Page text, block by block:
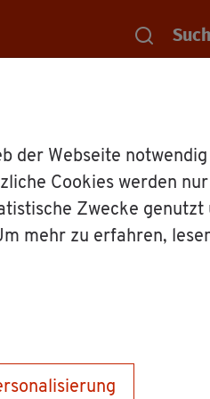
der Webseite
Cookies werden
Zwecke genutzt
mehr zu erfahren,
für das Kind nicht
Pfle­ge­fa­mi­lie, die die